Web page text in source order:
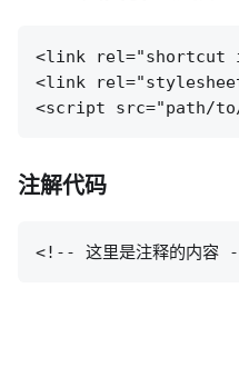
<link rel="shortcut
<link
<script src="path/
注解代码
<!-- 这里是注释的内容